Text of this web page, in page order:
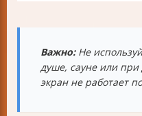
Важно:Не
душе, сауне или
экран не работает